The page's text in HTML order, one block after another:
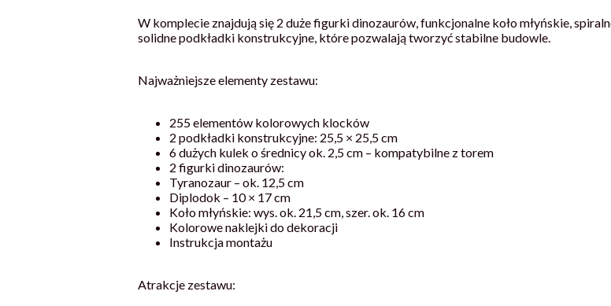
W komplecie znajdują się 2 duże figurki dinozaurów, funkcjonalne koło młyńskie,
solidne podkładki konstrukcyjne, które pozwalają tworzyć stabilne budowle.
Najważniejsze elementy zestawu:
255 elementów kolorowych klocków
2 podkładki konstrukcyjne: 25,5 × 25,5 cm
6 dużych kulek o średnicy ok. 2,5 cm – kompatybilne z torem
2 figurki dinozaurów:
Tyranozaur – ok. 12,5 cm
Diplodok – 10 × 17 cm
Koło młyńskie: wys. ok. 21,5 cm, szer. ok. 16 cm
Kolorowe naklejki do dekoracji
Instrukcja montażu
Atrakcje zestawu: